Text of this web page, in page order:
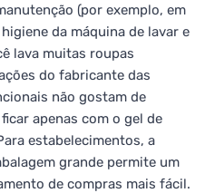
(por exemplo, em
da máquina de lavar e
lava muitas roupas
do fabricante das
não gostam de
apenas com o gel de
estabelecimentos, a
grande permite um
de compras mais fácil.